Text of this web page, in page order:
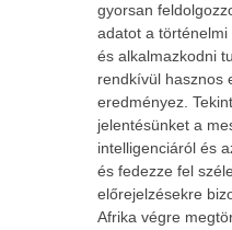
gyorsan
adatot a történelmi
és alkalmazkodni
rendkívül hasznos
eredményez.
jelentésünket a
intelligenciáról és
és fedezze fel
előrejelzésekre
Afrika végre